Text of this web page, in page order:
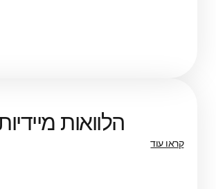
הלוואות מיידיות
קראו עוד